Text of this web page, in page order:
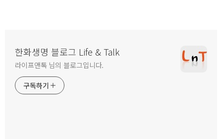
한화생명 블로그 Life & Talk
라이프앤톡 님의 블로그입니다.
구독하기